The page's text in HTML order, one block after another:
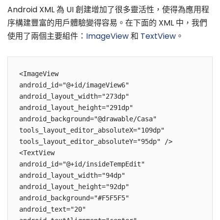
Android XML 為 UI 創建增加了很多靈活性，使得為應用程
序構建豐富的用戶體驗變得容易。在下面的 XML 中，我們
使用了兩個主要組件： ImageView和 TextView 。
<ImageView
android_id="@+id/imageView6"
android_layout_width="273dp"
android_layout_height="291dp"
android_background="@drawable/Casa"
tools_layout_editor_absoluteX="109dp"
tools_layout_editor_absoluteY="95dp" />
<TextView
android_id="@+id/insideTempEdit"
android_layout_width="94dp"
android_layout_height="92dp"
android_background="#F5F5F5"
android_text="20"